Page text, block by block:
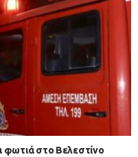
φωτιά στο Βελεστίνο